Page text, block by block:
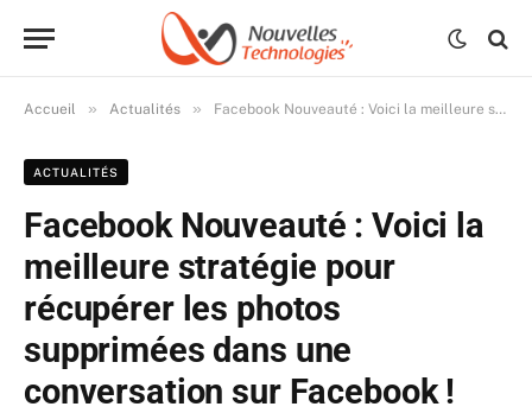
Accueil » Actualités » Facebook Nouveauté : Voici la meilleure stratégie pour récupérer les photos supprimées dans une conversation sur Facebook !
ACTUALITÉS
Facebook Nouveauté : Voici la
meilleure stratégie pour
récupérer les photos
supprimées dans une
conversation sur Facebook !